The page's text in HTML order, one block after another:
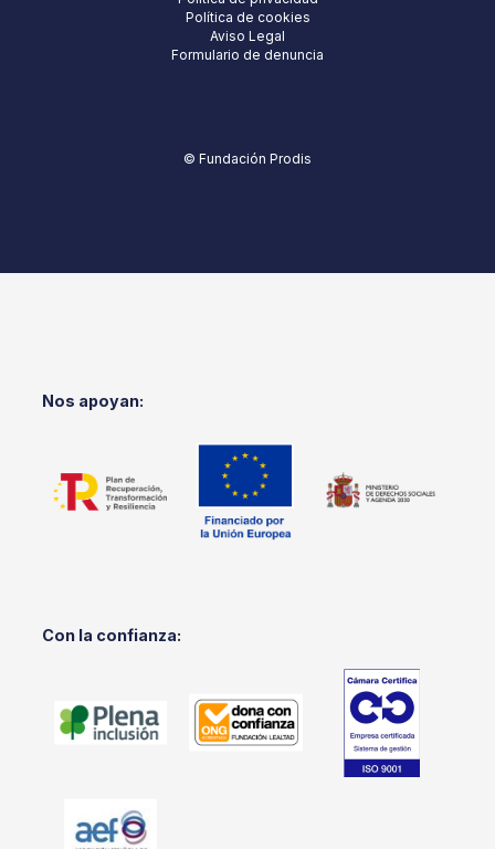
Política de cookies
Aviso Legal
Formulario de denuncia
© Fundación Prodis
Nos apoyan:
Con la confianza: